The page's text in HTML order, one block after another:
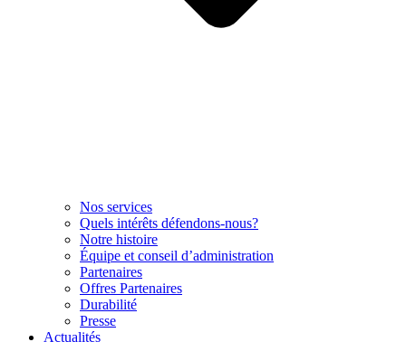
Nos services
Quels intérêts défendons-nous?
Notre histoire
Équipe et conseil d’administration
Partenaires
Offres Partenaires
Durabilité
Presse
Actualités